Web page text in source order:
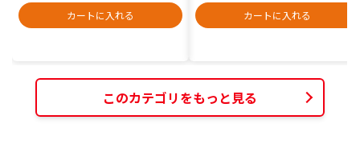
カートに入れる
カートに入れる
このカテゴリをもっと見る